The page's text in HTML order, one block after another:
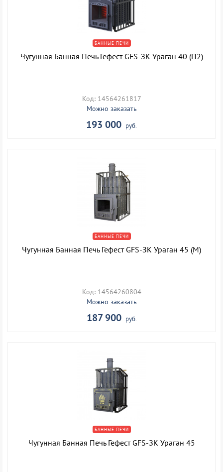
БАННЫЕ ПЕЧИ
Чугунная Банная Печь Гефест GFS-ЗК Ураган 40 (П2)
Код: 14564261817
Можно заказать
193 000 руб.
БАННЫЕ ПЕЧИ
Чугунная Банная Печь Гефест GFS-ЗК Ураган 45 (М)
Код: 14564260804
Можно заказать
187 900 руб.
БАННЫЕ ПЕЧИ
Чугунная Банная Печь Гефест GFS-ЗК Ураган 45